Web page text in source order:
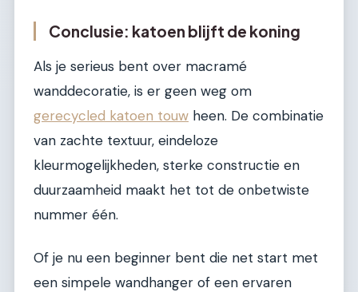
Conclusie: katoen blijft de koning
Als je serieus bent over macramé
wanddecoratie, is er geen weg om
gerecycled katoen touw heen. De combinatie
van zachte textuur, eindeloze
kleurmogelijkheden, sterke constructie en
duurzaamheid maakt het tot de onbetwiste
nummer één.
Of je nu een beginner bent die net start met
een simpele wandhanger of een ervaren